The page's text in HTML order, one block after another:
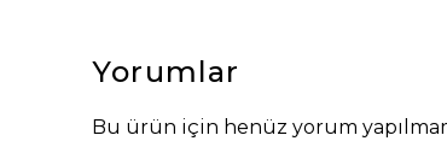
Yorumlar
Bu ürün için henüz yorum